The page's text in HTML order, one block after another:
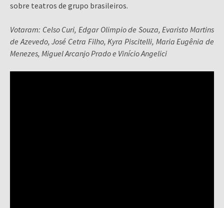
sobre teatros de grupo brasileiros.
Votaram: Celso Curi, Edgar Olimpio de Souza, Evaristo Martins
de Azevedo, José Cetra Filho, Kyra Piscitelli, Maria Eugênia de
Menezes, Miguel Arcanjo Prado e Vinício Angelici